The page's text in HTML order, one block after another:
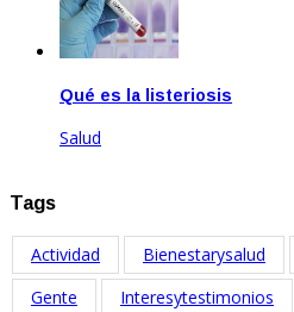
Qué es la listeriosis
Salud
Tags
Actividad Bienestarysalud
Gente
Interesytestimonios